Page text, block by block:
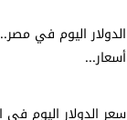
الدولار اليوم في
أسعار...
سعر الدولار اليوم